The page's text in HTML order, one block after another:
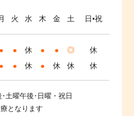
火 水 木 金 土 日•祝
● ● 休 ● ● ◎
休
● ● 休 ● 休 休 休
土曜午後･日曜・祝日
となります